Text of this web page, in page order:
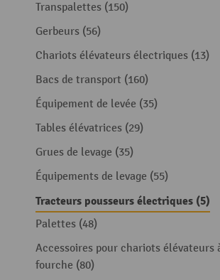
Transpalettes (150)
Gerbeurs (56)
Chariots élévateurs électriques (13)
Bacs de transport (160)
Équipement de levée (35)
Tables élévatrices (29)
Grues de levage (35)
Équipements de levage (55)
Tracteurs pousseurs électriques (5)
Palettes (48)
Accessoires pour chariots élévateurs
fourche (80)